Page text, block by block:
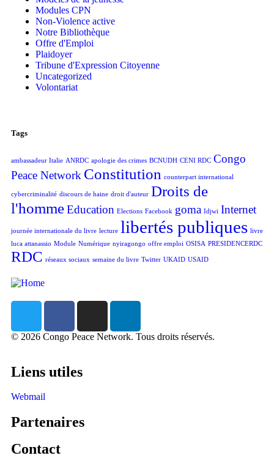
Modules CPN
Non-Violence active
Notre Bibliothèque
Offre d'Emploi
Plaidoyer
Tribune d'Expression Citoyenne
Uncategorized
Volontariat
Tags
ambassadeur Italie ANRDC apologie des crimes BCNUDH CENI RDC Congo
Peace Network Constitution counterpart international
cybercriminalité discours de haine droit d'auteur Droits de
l'hommeEducation Elections Facebook goma Idjwi Internet
journée internationale du livre lecture libertés publiques livre
luca attanassio Module Numérique nyiragongo offre emploi OSISA PRESIDENCERDC
RDC réseaux sociaux semaine du livre Twitter UKAID USAID
© 2026 Congo Peace Network. Tous droits réservés.
Liens utiles
Webmail
Partenaires
Contact